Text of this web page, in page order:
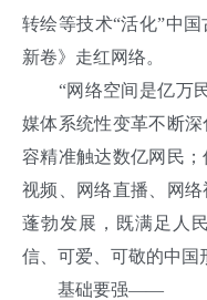
转绘等技术“活化”中
新卷》走红网络。
“网络空间是亿万
媒体系统性变革不断
容精准触达数亿网民
视频、网络直播、网
蓬勃发展，既满足人
信、可爱、可敬的中国
基础要强——